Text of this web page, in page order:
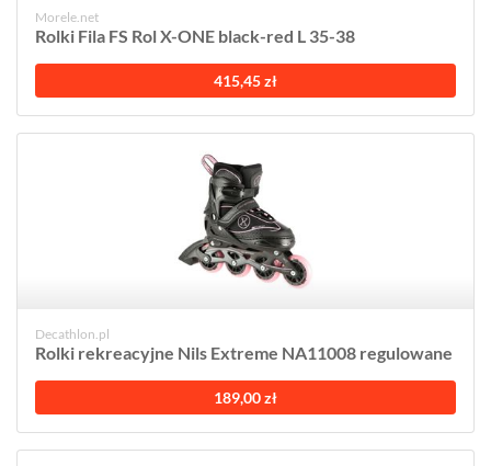
Morele.net
Rolki Fila FS Rol X-ONE black-red L 35-38
415,45 zł
Decathlon.pl
Rolki rekreacyjne Nils Extreme NA11008 regulowane
189,00 zł